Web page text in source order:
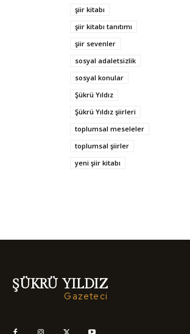
şiir kitabı
şiir kitabı tanıtımı
şiir sevenler
sosyal adaletsizlik
sosyal konular
Şükrü Yıldız
Şükrü Yıldız şiirleri
toplumsal meseleler
toplumsal şiirler
yeni şiir kitabı
ŞÜKRÜ YILDIZ
Gazeteci